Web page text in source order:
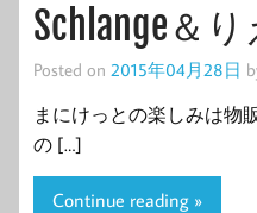
Schlange＆
Posted on 2015年04月28日
まにけっとの楽しみは物
の […]
Continue reading »